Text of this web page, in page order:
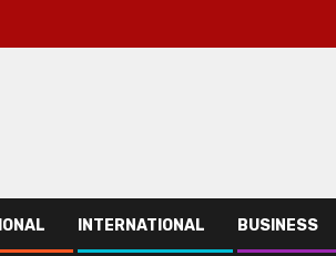
INTERNATIONAL BUSINESS